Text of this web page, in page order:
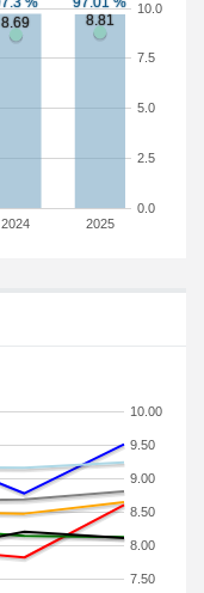
2024 2025
0.0
2.5
5.0
7.5
10.0
7.50
8.00
8.50
9.00
9.50
10.00